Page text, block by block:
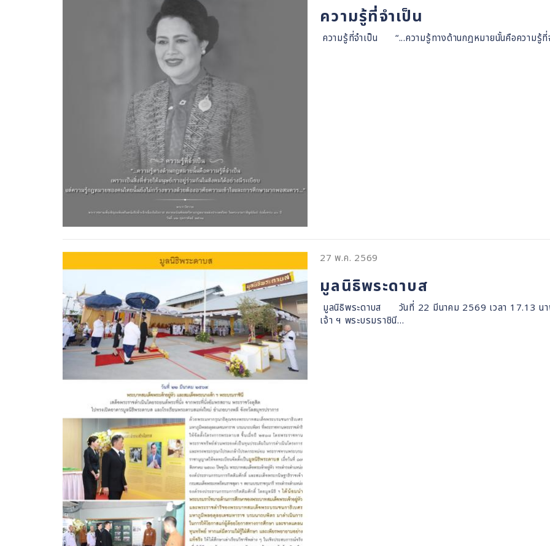
ความรู้ที่จำเป็น
ความรู้ที่จำเป็น “...ความรู้ทางด้านกฎหมายนั้นคือความรู้ที่
27 พ.ค. 2569
มูลนิธิพระดาบส
มูลนิธิพระดาบส วันที่ 22 มีนาคม 2569 เวลา 17.13 นาฬิ
เจ้า ฯ พระบรมราชินี…